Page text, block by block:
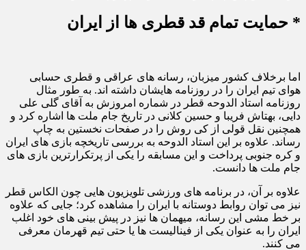
* حمایت تمام قد قطری ها از ایران
اما برخلاف کشور میزبان، رسانه های عراقی و قطری حسابی
هوای تیم ایران را در روزنامه هایشان داشته اند. به طور مثال
روزنامه استاد الدوحه قطر در شماره امروزش به آقای گلی علی
دایی، بهتاش فریبا و حسین کلانی در تاریخ جام ملت ها اشاره کرد و
همچنین نقل قولی از کی روش را در صفحات نخستین به چاپ
رساند. علاوه بر این استاد الدوحه به بررسی تاریخچه بازی های ایران
و کره جنوبی پرداخت و این مسابقه را یکی از پرتکرارترین بازی های
جام ملت ها دانست.
علاوه بر آن، در برنامه های ورزشی تلویزیون هایی چون الکاس قطر
نیز می توان روابط دوستانه با ایران را مشاهده کرد؛ جایی که علاوه
بر خط مشی این رسانه، میهمان ها نیز در پیش بینی های خود اغلب
ایران را به عنوان یکی از فینالیست ها یا حتی تیم قهرمان معرفی
می کنند.